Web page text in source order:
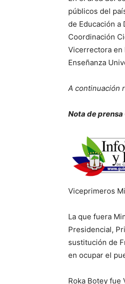
públicos del
de Educación a
Coordinación
Vicerrectora en
Enseñanza
A continuación
Nota de
Viceprimeros
La que fuera
Presidencial,
sustitución de
en ocupar el
Roka Botey fue